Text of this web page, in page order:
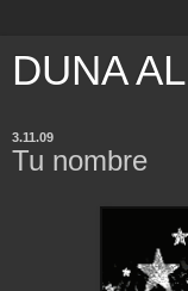
DUNA
3.11.09
Tu nombre